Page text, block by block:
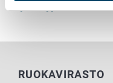
RUOKAVIRASTO